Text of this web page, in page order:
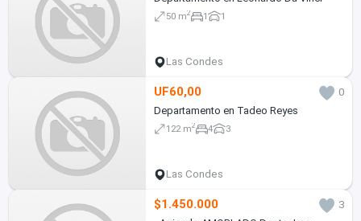
50 m2 1 1
Las Condes
UF60,00
0
Departamento en Tadeo Reyes
122 m2 4 3
Las Condes
$1.450.000
3